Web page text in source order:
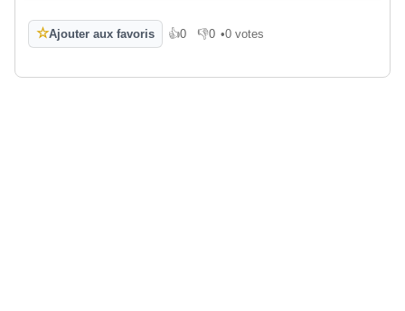
☆Ajouter aux favoris 👍0
J'aime👎0
Je n'aime pas
•0 votes